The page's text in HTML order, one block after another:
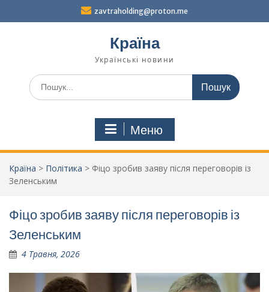
zavtraholding@proton.me
Країна
Українські новини
Шукати:
Меню
Країна > Політика > Фіцо зробив заяву після переговорів із
Зеленським
Фіцо зробив заяву після переговорів із
Зеленським
4 Травня, 2026